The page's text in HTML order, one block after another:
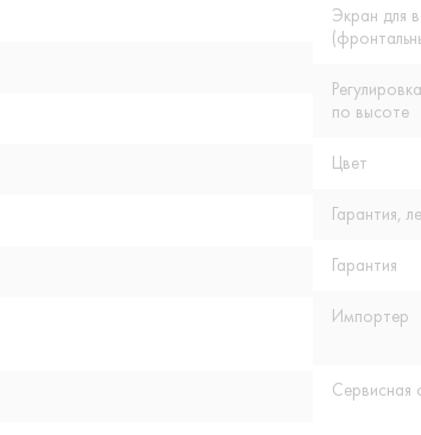
Экран для
по высоте
Цвет
Гарантия,
Гарантия
Импортер
Сервисная